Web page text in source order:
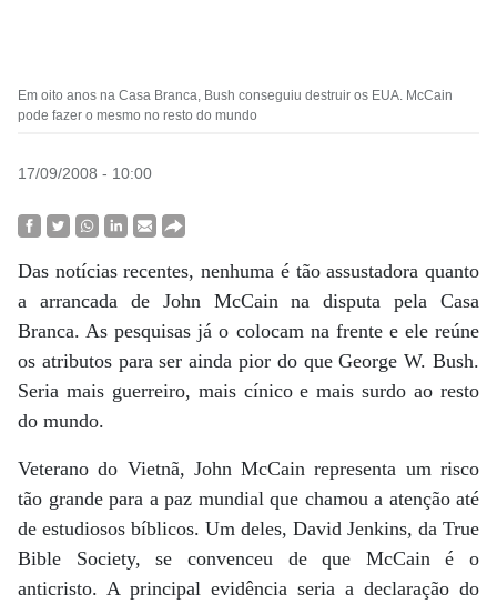
Em oito anos na Casa Branca, Bush conseguiu destruir os EUA. McCain
pode fazer o mesmo no resto do mundo
17/09/2008 - 10:00
Das notícias recentes, nenhuma é tão assustadora quanto
a arrancada de John McCain na disputa pela Casa
Branca. As pesquisas já o colocam na frente e ele reúne
os atributos para ser ainda pior do que George W. Bush.
Seria mais guerreiro, mais cínico e mais surdo ao resto
do mundo.
Veterano do Vietnã, John McCain representa um risco
tão grande para a paz mundial que chamou a atenção até
de estudiosos bíblicos. Um deles, David Jenkins, da True
Bible Society, se convenceu de que McCain é o
anticristo. A principal evidência seria a declaração do